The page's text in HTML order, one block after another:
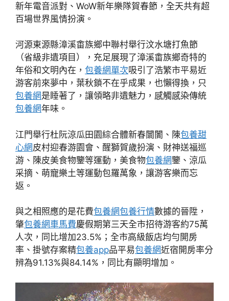
新年電音派對、WoW新年樂隊賀春節，全天共有超
百場世界風情扮演。
河源東源縣漳溪畬族鄉中聯村舉行汶水塘打魚節
（省級非遺項目），充足展現了漳溪畬族鄉奇特的
年俗和文明內在， 包養網單次吸引了浩繁市平易近
游客前來夢中，葉秋鎖不在乎成果，也懶得換，只
包養網是睡著了，讓領略非遺魅力，感觸感染傳統
包養網年味。
江門舉行杜阮涼瓜田園綜合體新春闤闠、陳包養甜
心網皮村迎春游園會、醒獅賀歲扮演、財神送福巡
游、陳皮美食物鑒等運動，美食物包養網鑒、涼瓜
采摘、萌寵樂土等運動包羅萬象，讓游客樂而忘
返。
與之相照應的是花費包養網包養行情數據的晉陞，
肇包養網車馬費慶假期第三天全市招待游客約75萬
人次，同比增加23.5%；全市高級飯店均勻開房
率、掛號存案精包養app品平易包養網近宿開房率分
辨為91.13%與84.14%，同比有顯明增加。